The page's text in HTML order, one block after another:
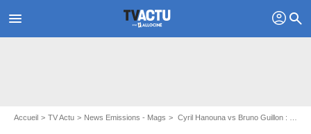
menu profil search
Accueil TV Actu News Emissions - Mags Cyril Hanouna vs Bruno Guillon : M6 réagit et la chaîne a déjà choisi son camp ! Touche pas à mon poste menacé ?